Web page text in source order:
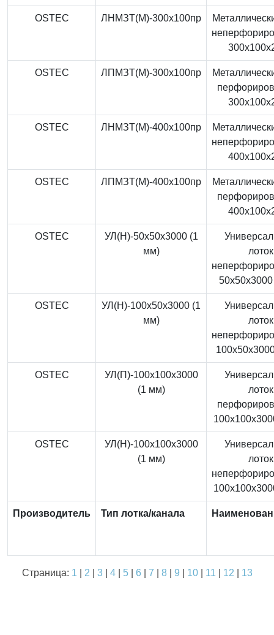
OSTEC ЛНМЗТ(М)-300x100пр
OSTEC ЛПМЗТ(М)-300x100пр
OSTEC ЛНМЗТ(М)-400x100пр
OSTEC ЛПМЗТ(М)-400x100пр
OSTEC
УЛ(Н)-50x50x3000 (1
мм)
лоток
OSTEC
УЛ(Н)-100x50x3000 (1
мм)
лоток
OSTEC
УЛ(П)-100x100x3000
(1 мм)
лоток
OSTEC
УЛ(Н)-100x100x3000
(1 мм)
лоток
Производитель Тип лотка/канала
Страница: 1 2 3| 4| 5| 6 7 8| 9 10| 11 12 13